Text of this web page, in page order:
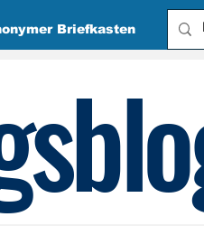
Briefkasten